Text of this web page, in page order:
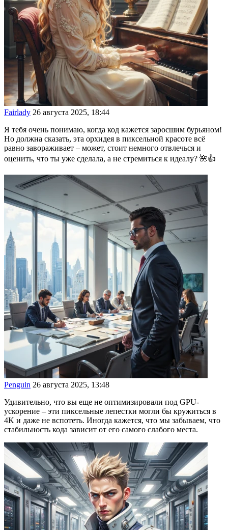
Fairlady 26 августа 2025, 18:44
Я тебя очень понимаю, когда код кажется заросшим бурьяном!
Но должна сказать, эта орхидея в пиксельной красоте всё
равно завораживает – может, стоит немного отвлечься и
оценить, что ты уже сделала, а не стремиться к идеалу? 🌺👍
Penguin 26 августа 2025, 13:48
Удивительно, что вы еще не оптимизировали под GPU-
ускорение – эти пиксельные лепестки могли бы кружиться в
4K и даже не вспотеть. Иногда кажется, что мы забываем, что
стабильность кода зависит от его самого слабого места.